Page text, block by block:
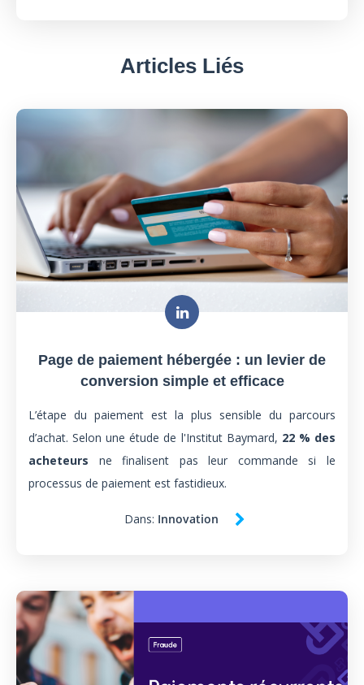
Articles Liés
Page de paiement hébergée : un levier de
conversion simple et efficace
L’étape du paiement est la plus sensible du parcours
d’achat. Selon une étude de l'Institut Baymard, 22 % des
acheteurs ne finalisent pas leur commande si le
processus de paiement est fastidieux.
Dans: Innovation